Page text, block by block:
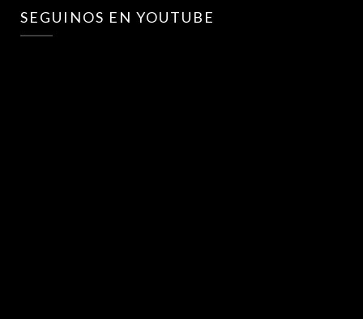
SEGUINOS EN YOUTUBE